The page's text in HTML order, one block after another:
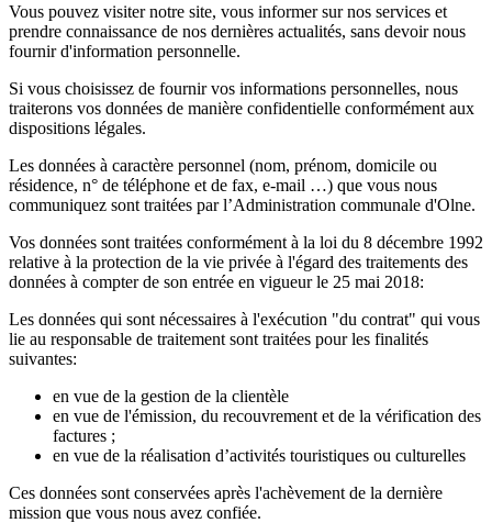
Vous pouvez visiter notre site, vous informer sur nos services et
prendre connaissance de nos dernières actualités, sans devoir nous
fournir d'information personnelle.
Si vous choisissez de fournir vos informations personnelles, nous
traiterons vos données de manière confidentielle conformément aux
dispositions légales.
Les données à caractère personnel (nom, prénom, domicile ou
résidence, n° de téléphone et de fax, e-mail …) que vous nous
communiquez sont traitées par l’Administration communale d'Olne.
Vos données sont traitées conformément à la loi du 8 décembre 1992
relative à la protection de la vie privée à l'égard des traitements des
données à compter de son entrée en vigueur le 25 mai 2018:
Les données qui sont nécessaires à l'exécution "du contrat" qui vous
lie au responsable de traitement sont traitées pour les finalités
suivantes:
en vue de la gestion de la clientèle
en vue de l'émission, du recouvrement et de la vérification des
factures ;
en vue de la réalisation d’activités touristiques ou culturelles
Ces données sont conservées après l'achèvement de la dernière
mission que vous nous avez confiée.